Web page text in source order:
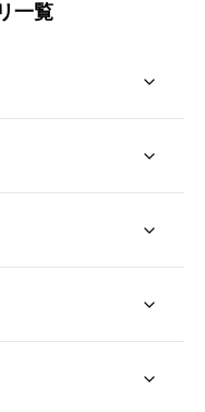
一覧